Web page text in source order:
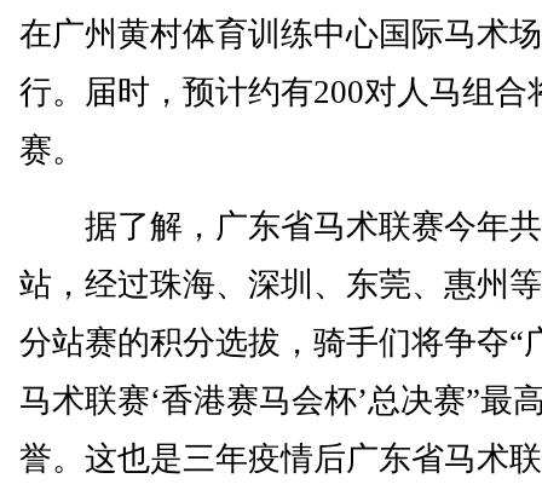
在广州黄村体育训练中心国际马术
行。届时，预计约有200对人马组合
赛。
据了解，广东省马术联赛今年
站，经过珠海、深圳、东莞、惠州
分站赛的积分选拔，骑手们将争夺“
马术联赛‘香港赛马会杯’总决赛”最
誉。这也是三年疫情后广东省马术